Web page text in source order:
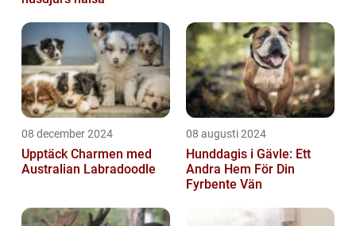
08 december 2024
Upptäck Charmen med
Australian Labradoodle
08 augusti 2024
Hunddagis i Gävle: Ett
Andra Hem För Din
Fyrbente Vän